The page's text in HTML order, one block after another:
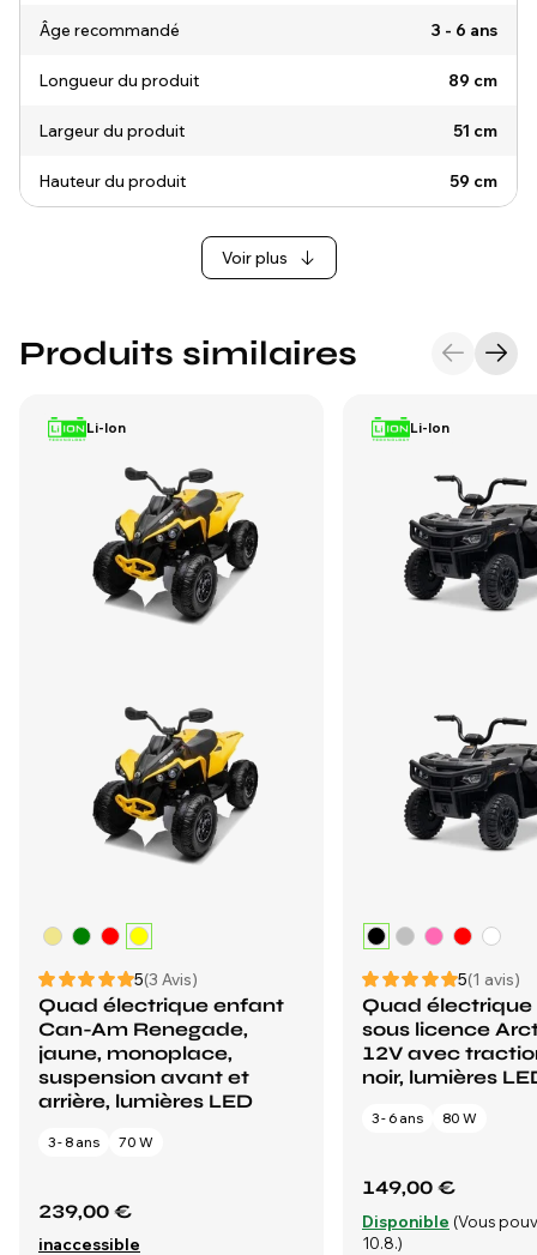
Âge recommandé 3 - 6 ans
Longueur du produit 89 cm
Largeur du produit 51 cm
Hauteur du produit 59 cm
Voir plus
Produits similaires
Li-Ion
5(3 Avis)
Quad électrique enfant
Can-Am Renegade,
jaune, monoplace,
suspension avant et
arrière, lumières LED
3 - 8 ans 70 W
239,00 €
inaccessible
Li-Ion
5(1 avis)
Quad
sous licence
12V avec
noir, lumières
3 - 6 ans 80 W
149,00 €
Disponible (Vous
10.8.)